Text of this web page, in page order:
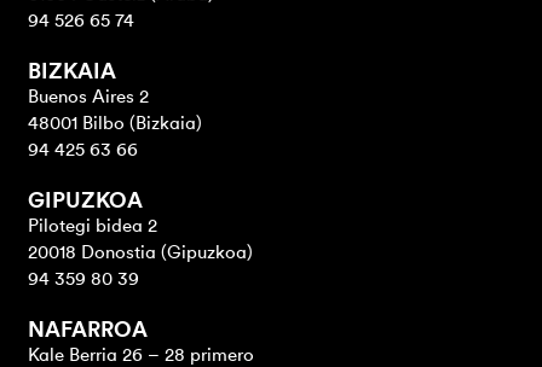
94 526 65 74
BIZKAIA
Buenos Aires 2
48001 Bilbo (Bizkaia)
94 425 63 66
GIPUZKOA
Pilotegi bidea 2
20018 Donostia (Gipuzkoa)
94 359 80 39
NAFARROA
Kale Berria 26 – 28 primero